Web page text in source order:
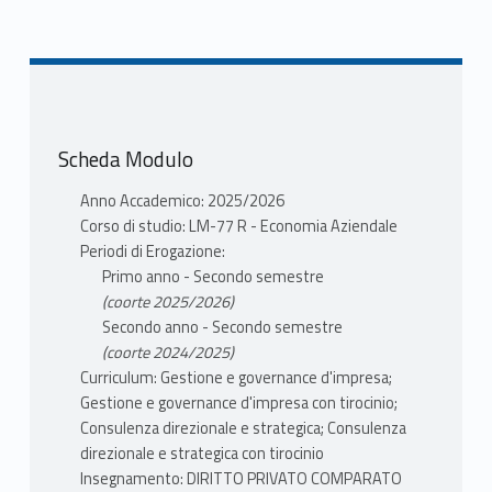
Scheda Modulo
Anno Accademico: 2025/2026
Corso di studio: LM-77 R - Economia Aziendale
Periodi di Erogazione:
Primo anno - Secondo semestre
(coorte 2025/2026)
Secondo anno - Secondo semestre
(coorte 2024/2025)
Curriculum: Gestione e governance d'impresa;
Gestione e governance d'impresa con tirocinio;
Consulenza direzionale e strategica; Consulenza
direzionale e strategica con tirocinio
Insegnamento: DIRITTO PRIVATO COMPARATO